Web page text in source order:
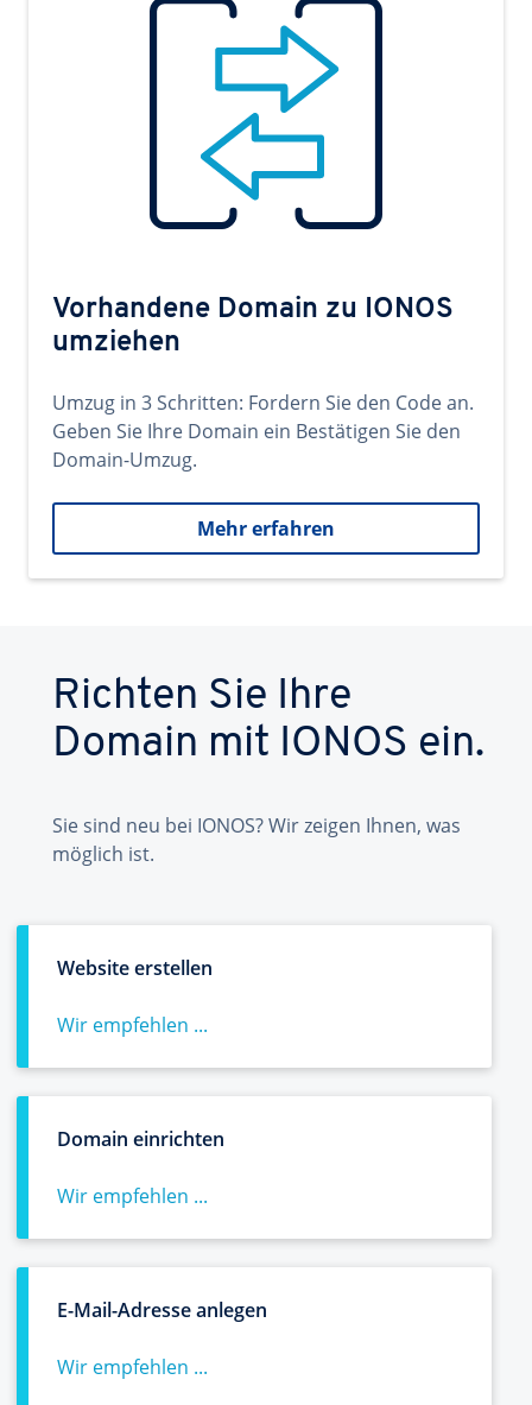
Vorhandene Domain zu IONOS
umziehen
Umzug in 3 Schritten: Fordern Sie den Code an.
Geben Sie Ihre Domain ein Bestätigen Sie den
Domain-Umzug.
Mehr erfahren
Richten Sie Ihre
Domain mit IONOS ein.
Sie sind neu bei IONOS? Wir zeigen Ihnen, was
möglich ist.
Website erstellen
Wir empfehlen ...
Domain einrichten
Wir empfehlen ...
E-Mail-Adresse anlegen
Wir empfehlen ...